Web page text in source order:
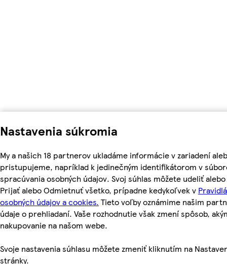
Nastavenia súkromia
My a našich 18 partnerov ukladáme informácie v zariadení
pristupujeme, napríklad k jedinečným identifikátorom v
spracúvania osobných údajov. Svoj súhlas môžete udeliť
Prijať alebo Odmietnuť všetko, prípadne kedykoľvek v
osobných údajov a cookies. Tieto voľby oznámime našim
údaje o prehliadaní. Vaše rozhodnutie však zmení spôsob,
nakupovanie na našom webe.
Svoje nastavenia súhlasu môžete zmeniť kliknutím na
stránky.